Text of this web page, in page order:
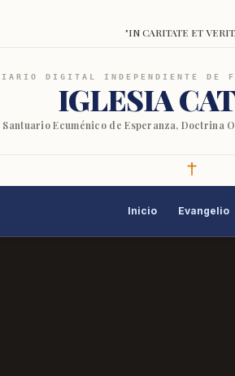
"IN CARITATE ET
DIGITAL INDEPENDIENTE DE
IGLESIA
Santuario Ecuménico de Esperanza, Doctrina
Inicio Evangelio